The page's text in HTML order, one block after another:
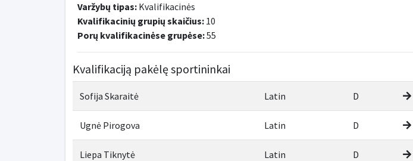
Varžybų tipas:Kvalifikacinės
Kvalifikacinių grupių skaičius:10
Porų kvalifikacinėse grupėse:55
Kvalifikaciją pakėlę sportininkai
Sofija Skaraitė Latin D
Ugnė Pirogova Latin D
Liepa Tiknytė Latin D